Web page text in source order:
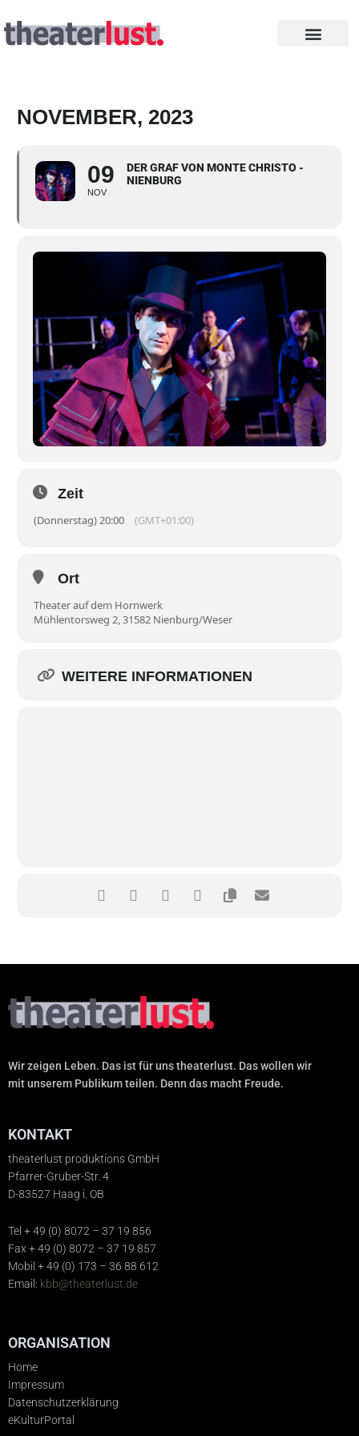
Inhalt
springen
NOVEMBER, 2023
09
NOV
DER GRAF VON MONTE CHRISTO -
NIENBURG
Zeit
(Donnerstag) 20:00 (GMT+01:00)
Ort
Theater auf dem Hornwerk
Mühlentorsweg 2, 31582 Nienburg/Weser
WEITERE INFORMATIONEN
Wir zeigen Leben. Das ist für uns theaterlust. Das wollen wir
mit unserem Publikum teilen. Denn das macht Freude.
KONTAKT
theaterlust produktions GmbH
Pfarrer-Gruber-Str. 4
D-83527 Haag i. OB
Tel + 49 (0) 8072 – 37 19 856
Fax + 49 (0) 8072 – 37 19 857
Mobil + 49 (0) 173 – 36 88 612
Email: kbb@theaterlust.de
ORGANISATION
Home
Impressum
Datenschutzerklärung
eKulturPortal